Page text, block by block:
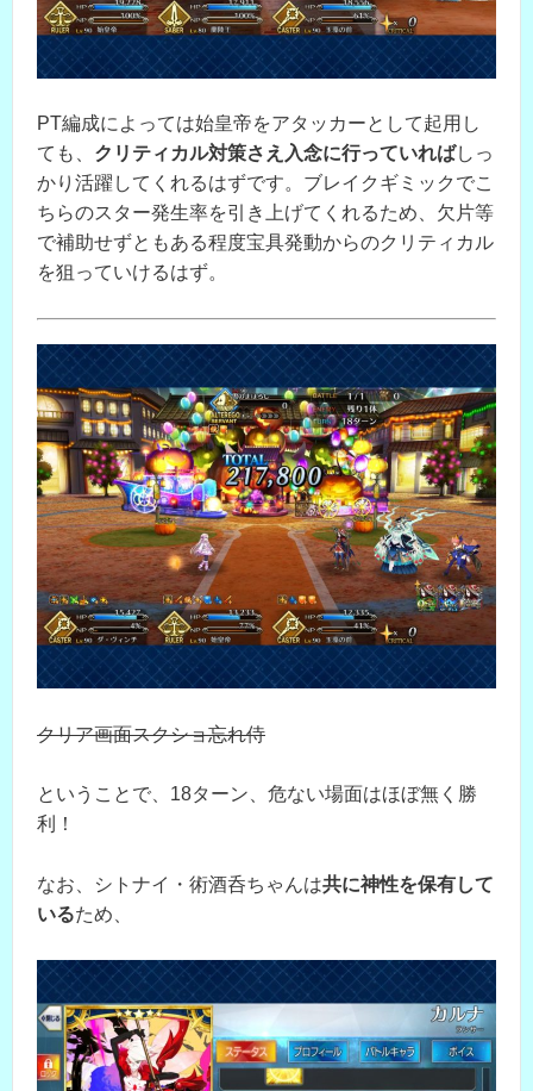
PT編成によっては始皇帝をアタッカーとして起用し
ても、 クリティカル対策さえ入念に行っていればしっ
かり活躍してくれるはずです。ブレイクギミックでこ
ちらのスター発生率を引き上げてくれるため、欠片等
で補助せずともある程度宝具発動からのクリティカル
を狙っていけるはず。
クリア画面スクショ忘れ侍
ということで、18ターン、危ない場面はほぼ無く勝
利！
なお、シトナイ・術酒呑ちゃんは共に神性を保有して
いるため、